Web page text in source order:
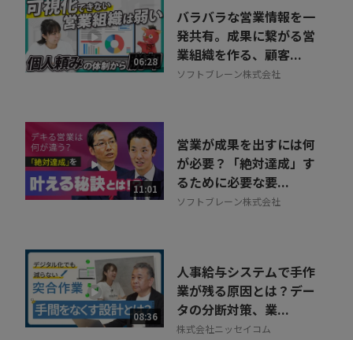
06:28
バラバラな営業情報を一
発共有。成果に繋がる営
業組織を作る、顧客...
ソフトブレーン株式会社
11:01
営業が成果を出すには何
が必要？「絶対達成」す
るために必要な要...
ソフトブレーン株式会社
08:36
人事給与システムで手作
業が残る原因とは？デー
タの分断対策、業...
株式会社ニッセイコム